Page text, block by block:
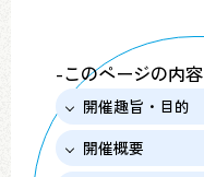
-このページの内容
開催趣旨・目的
開催概要